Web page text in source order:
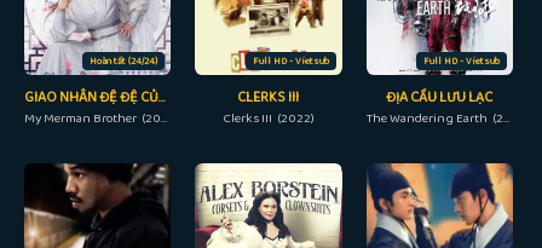
Hoàn tất (24/24)
GIAO NHÂN ĐỆ ĐỆ CỦA TA
My Merman Brother (2023)
Full HD - Vietsub
CLERKS III
Clerks III (2022)
Full HD - Vietsub
ĐỊA CẦU LƯU LẠC
The Wandering Earth (2019)